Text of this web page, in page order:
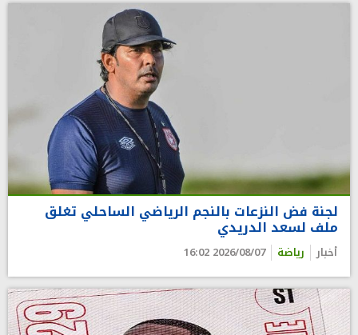
لجنة فض النزعات بالنجم الرياضي الساحلي تغلق
ملف لسعد الدريدي
أخبار رياضة 2026/08/07 16:02